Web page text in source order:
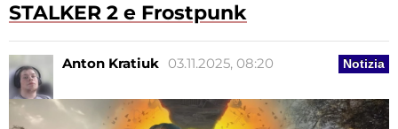
STALKER 2 e Frostpunk
Notizia
Anton Kratiuk 03.11.2025, 08:20